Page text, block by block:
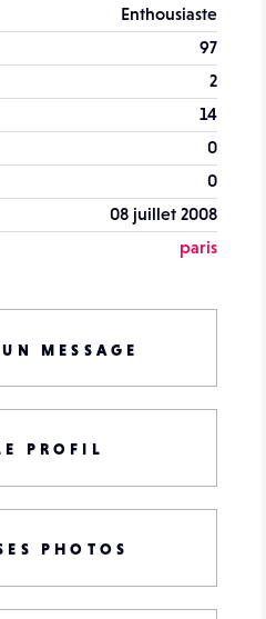
Enthousiaste
97
2
14
0
0
08 juillet 2008
paris
MESSAGE
PROFIL
PHOTOS